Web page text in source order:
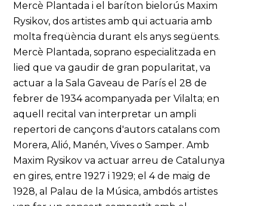
Mercè Plantada i el baríton bielorús Maxim
Rysikov, dos artistes amb qui actuaria amb
molta freqüència durant els anys següents.
Mercè Plantada, soprano especialitzada en
lied que va gaudir de gran popularitat, va
actuar a la Sala Gaveau de París el 28 de
febrer de 1934 acompanyada per Vilalta; en
aquell recital van interpretar un ampli
repertori de cançons d'autors catalans com
Morera, Alió, Manén, Vives o Samper. Amb
Maxim Rysikov va actuar arreu de Catalunya
en gires, entre 1927 i 1929; el 4 de maig de
1928, al Palau de la Música, ambdós artistes